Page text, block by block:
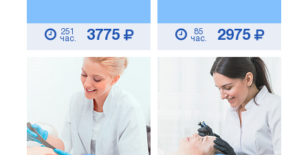
251
час.
3775
85
час.
2975